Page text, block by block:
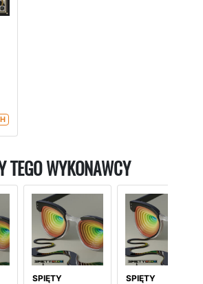
TEGO WYKONAWCY
SPIĘTY
SPIĘTY